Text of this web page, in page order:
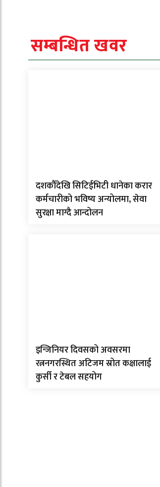
सम्बन्धित खवर
दशकौँदेखि सिटिईभिटी धानेका करार
कर्मचारीको भविष्य अन्योलमा, सेवा
सुरक्षा माग्दै आन्दोलन
इन्जिनियर दिवसको अवसरमा
रत्ननगरस्थित अटिजम स्रोत कक्षालाई
कुर्सी र टेबल सहयोग